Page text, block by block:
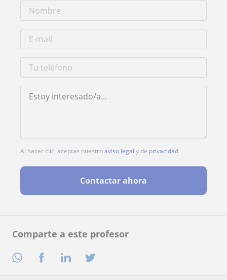
Comparte a este profesor
Al hacer clic, aceptas nuestroaviso legal y de privacidad
Contactar ahora